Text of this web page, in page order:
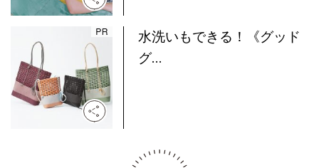
水洗いもできる！《グッド
グ...